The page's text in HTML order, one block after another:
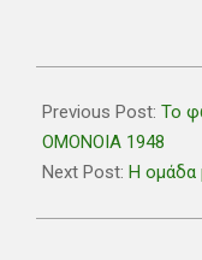
03-
05
Previous Post: Το
ΟΜΟΝΟΙΑ 1948
Next Post: Η ομάδα